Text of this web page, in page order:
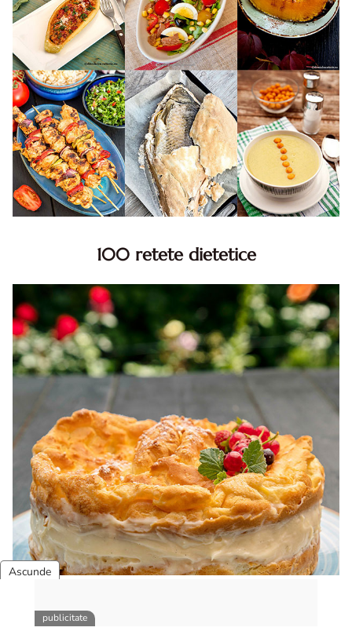
100 retete dietetice
dietetice. Idei retete dietetice. 100 Retete mancare
pentru dieta.